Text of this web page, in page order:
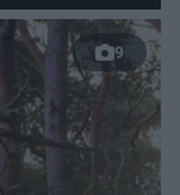
9